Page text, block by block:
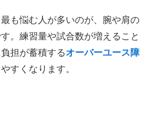
も悩む人が多いのが、腕や肩の
。練習量や試合数が増えること
担が蓄積するオーバーユース障
すくなります。